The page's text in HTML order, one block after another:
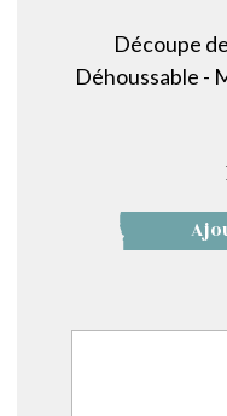
Découpe
Déhoussable -